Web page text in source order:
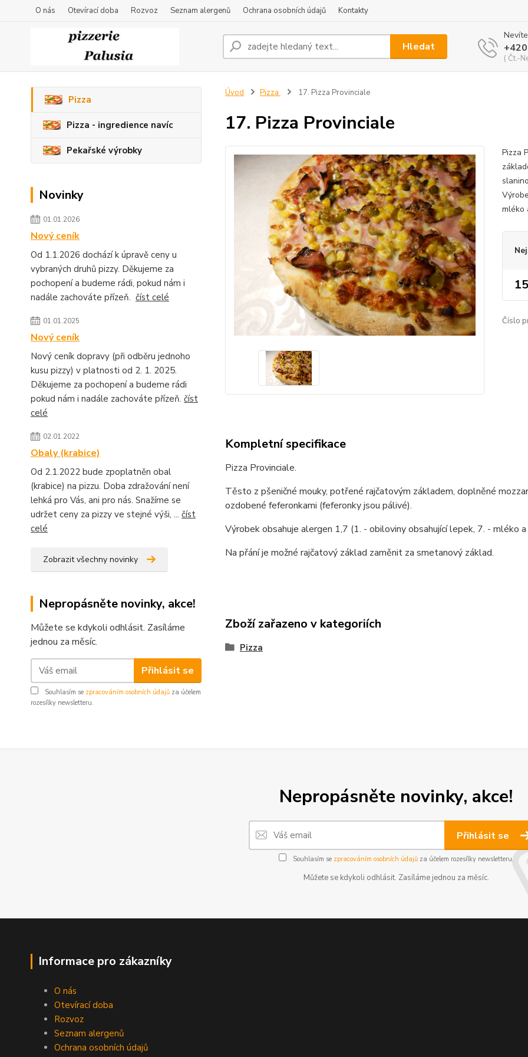
O nás Otevírací doba Rozvoz Seznam alergenů Ochrana osobních údajů Kontakty
Hledat
( Čt.-
Pizza
Pizza - ingredience navíc
Pekařské výrobky
Novinky
01.01.2026
Nový ceník
Od 1.1.2026 dochází k úpravě ceny u
vybraných druhů pizzy. Děkujeme za
pochopení a budeme rádi, pokud nám i
nadále zachováte přízeň. číst celé
01.01.2025
Nový ceník
Nový ceník dopravy (při odběru jednoho
kusu pizzy) v platnosti od 2. 1. 2025.
Děkujeme za pochopení a budeme rádi
pokud nám i nadále zachováte přízeň. číst
celé
02.01.2022
Obaly (krabice)
Od 2.1.2022 bude zpoplatněn obal
(krabice) na pizzu. Doba zdražování není
lehká pro Vás, ani pro nás. Snažíme se
udržet ceny za pizzy ve stejné výši, ... číst
celé
Zobrazit všechny novinky
Nepropásněte novinky, akce!
Můžete se kdykoli odhlásit. Zasíláme
jednou za měsíc.
Přihlásit se
Souhlasím se zpracováním osobních údajů za účelem
rozesílky newsletteru.
Úvod Pizza 17. Pizza Provinciale
17. Pizza Provinciale
Pizza
mléko
Číslo
Kompletní specifikace
Pizza Provinciale.
Těsto z pšeničné mouky, potřené rajčatovým základem, doplněné
ozdobené feferonkami (feferonky jsou pálivé).
Výrobek obsahuje alergen 1,7 (1. - obiloviny obsahující lepek, 7. - mléko
Na přání je možné rajčatový základ zaměnit za smetanový základ.
Zboží zařazeno v kategoriích
Pizza
Nepropásněte novinky, akce!
Přihlásit se
Souhlasím se zpracováním osobních údajůza účelem rozesílky newsletteru.
Můžete se kdykoli odhlásit. Zasíláme jednou za měsíc.
Informace pro zákazníky
O nás
Otevírací doba
Rozvoz
Seznam alergenů
Ochrana osobních údajů